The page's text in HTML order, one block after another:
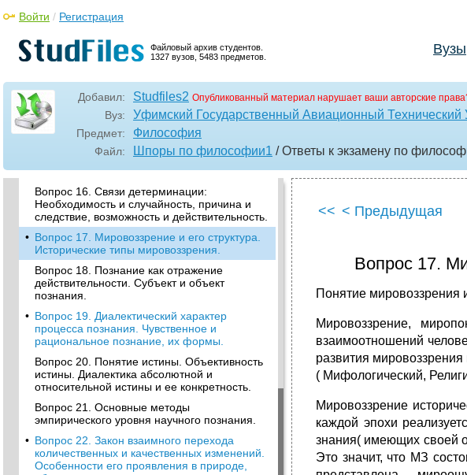
Файловый архив студентов.
1327 вузов, 5483 предметов.
Войти / Регистрация
Вузы
Добавил: Studfiles2 Опубликованный материал нарушает ваши авторские
Вуз: Уфимский Государственный Авиационный Технический
Предмет: Философия
Файл: Шпоры по философии1 / Ответы к экзамену по
и формы, целое и часть, элемент, структура,
система.
• Вопрос 13. Закон Отрицания отрицания…
особенности его проявления в природе,
• Вопрос 14. Универсальные связи бытия:
Единичное и общее, сущность и явление.
Сущность и явление
Вопрос 15. Роль философии в жизни
общества. Функции философии и ее
структура.
Вопрос 16. Связи детерминации:
Необходимость и случайность, причина и
следствие, возможность и действительность.
• Вопрос 17. Мировоззрение и его структура.
Исторические типы мировоззрения.
Вопрос 18. Познание как отражение
действительности. Субъект и объект
познания.
• Вопрос 19. Диалектический характер
процесса познания. Чувственное и
рациональное познание, их формы.
Вопрос 20. Понятие истины. Объективность
истины. Диалектика абсолютной и
относительной истины и ее конкретность.
Вопрос 21. Основные методы
эмпирического уровня научного познания.
• Вопрос 22. Закон взаимного перехода
количественных и качественных изменений.
Особенности его проявления в природе,
<< < Предыдущая
Вопрос 17.
Понятие мировоззрения
Мировоззрение,
взаимоотношений
развития
( Мифологический,
Мировоззрение
каждой эпохи
знания( имеющих своей
Это значит, что МЗ